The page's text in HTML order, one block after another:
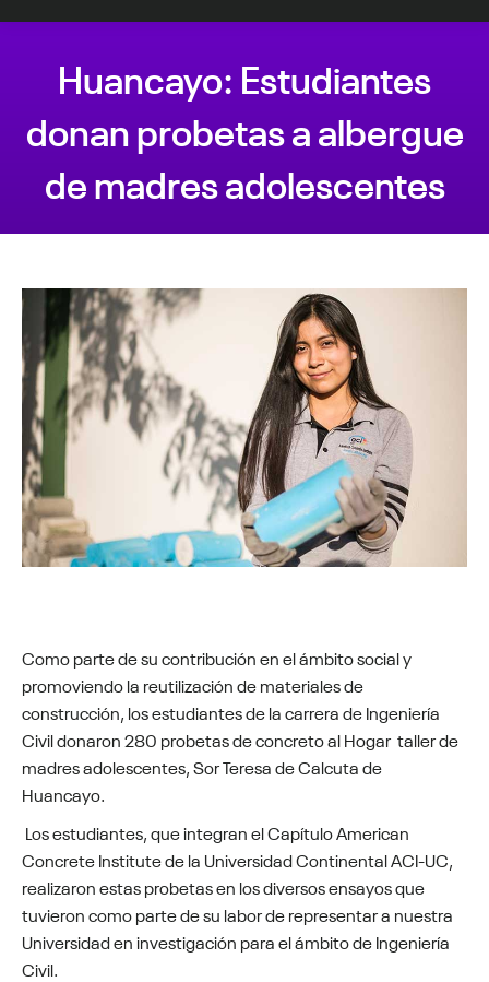
Huancayo: Estudiantes
donan probetas a albergue
de madres adolescentes
Como parte de su contribución en el ámbito social y
promoviendo la reutilización de materiales de
construcción, los estudiantes de la carrera de Ingeniería
Civil donaron 280 probetas de concreto al Hogar taller de
madres adolescentes, Sor Teresa de Calcuta de
Huancayo.
Los estudiantes, que integran el Capítulo American
Concrete Institute de la Universidad Continental ACI-UC,
realizaron estas probetas en los diversos ensayos que
tuvieron como parte de su labor de representar a nuestra
Universidad en investigación para el ámbito de Ingeniería
Civil.